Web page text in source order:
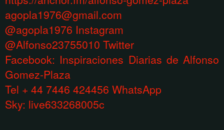
agopla1976@gmail.com
@agopla1976 Instagram
@Alfonso23755010 Twitter
Facebook: Inspiraciones Diarias de Alfonso
Gomez-Plaza
Tel + 44 7446 424456 WhatsApp
Sky: live633268005c